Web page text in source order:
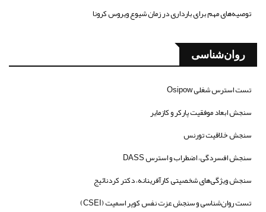
توصیه‌های مهم برای بارداری در زمان شیوع ویروس کرونا
روان‌شناسی
تست استرس شغلی Osipow
سنجش ابعاد موفقیت پارکر و کازمایر
سنجش خلاقیت تورنس
سنجش افسردگی، اضطراب و استرس DASS
سنجش ویژگی‌های شخصیتی کارآفرینانه، دکتر کردنائیج
تست روان‌شناسی و سنجش عزت نفس کوپر اسمیت (CSEI)